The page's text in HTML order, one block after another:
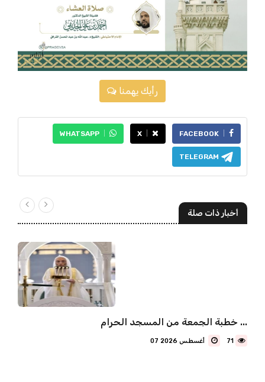
رأيك يهمنا
FACEBOOK
X
WHATSAPP
TELEGRAM
أخبار ذات صلة
خطبة الجمعة من المسجد الحرام ...
71